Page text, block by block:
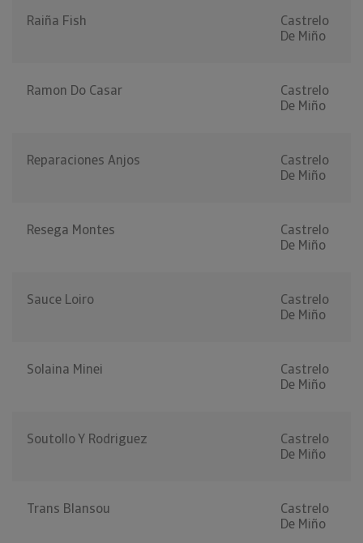
Raiña Fish
Castrelo
De Miño
Ramon Do Casar
Castrelo
De Miño
Reparaciones Anjos
Castrelo
De Miño
Resega Montes
Castrelo
De Miño
Sauce Loiro
Castrelo
De Miño
Solaina Minei
Castrelo
De Miño
Soutollo Y Rodriguez
Castrelo
De Miño
Trans Blansou
Castrelo
De Miño